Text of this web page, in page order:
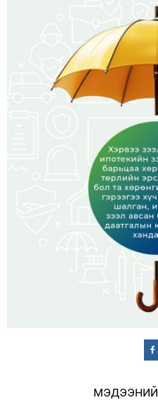
МЭДЭЭНИЙ